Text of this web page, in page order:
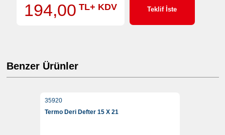
194,00 TL+ KDV Teklif İste
Benzer Ürünler
35920
Termo Deri Defter 15 X 21